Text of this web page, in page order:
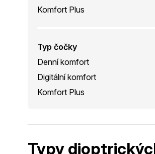
Komfort Plus
Typ čočky
Denní komfort
Digitální komfort
Komfort Plus
Typy